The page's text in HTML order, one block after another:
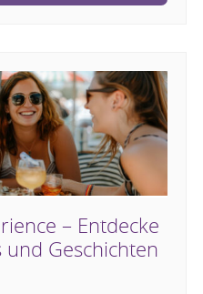
– Entdecke
und Geschichten